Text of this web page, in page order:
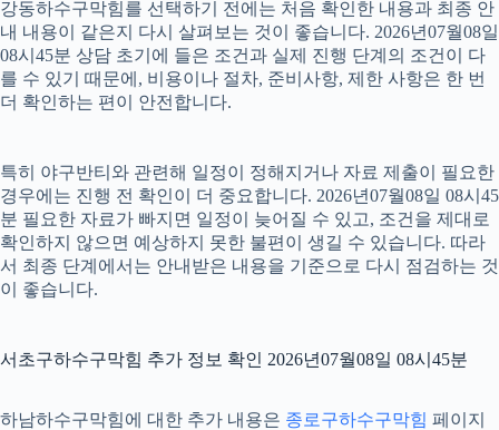
강동하수구막힘를 선택하기 전에는 처음 확인한 내용과 최종 안
내 내용이 같은지 다시 살펴보는 것이 좋습니다. 2026년07월08일
08시45분 상담 초기에 들은 조건과 실제 진행 단계의 조건이 다
를 수 있기 때문에, 비용이나 절차, 준비사항, 제한 사항은 한 번
더 확인하는 편이 안전합니다.
특히 야구반티와 관련해 일정이 정해지거나 자료 제출이 필요한
경우에는 진행 전 확인이 더 중요합니다. 2026년07월08일 08시45
분 필요한 자료가 빠지면 일정이 늦어질 수 있고, 조건을 제대로
확인하지 않으면 예상하지 못한 불편이 생길 수 있습니다. 따라
서 최종 단계에서는 안내받은 내용을 기준으로 다시 점검하는 것
이 좋습니다.
서초구하수구막힘 추가 정보 확인 2026년07월08일 08시45분
하남하수구막힘에 대한 추가 내용은 종로구하수구막힘 페이지